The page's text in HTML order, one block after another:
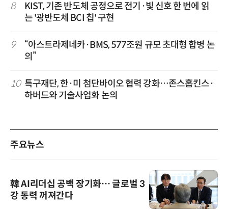
8
KIST, 기존 반도체 공정으로 전기·빛 신호 한 번에 읽
는 '광반도체 BCI 칩' 구현
9
“아스트라제네카·BMS, 577조원 규모 초대형 합병 논
의”
10 특구재단, 한·미 첨단바이오 협력 강화…존스홉킨스·
하버드와 기술사업화 논의
주요뉴스
韓 AI리더십 공백 장기화… 글로벌 3
강 동력 꺼져간다